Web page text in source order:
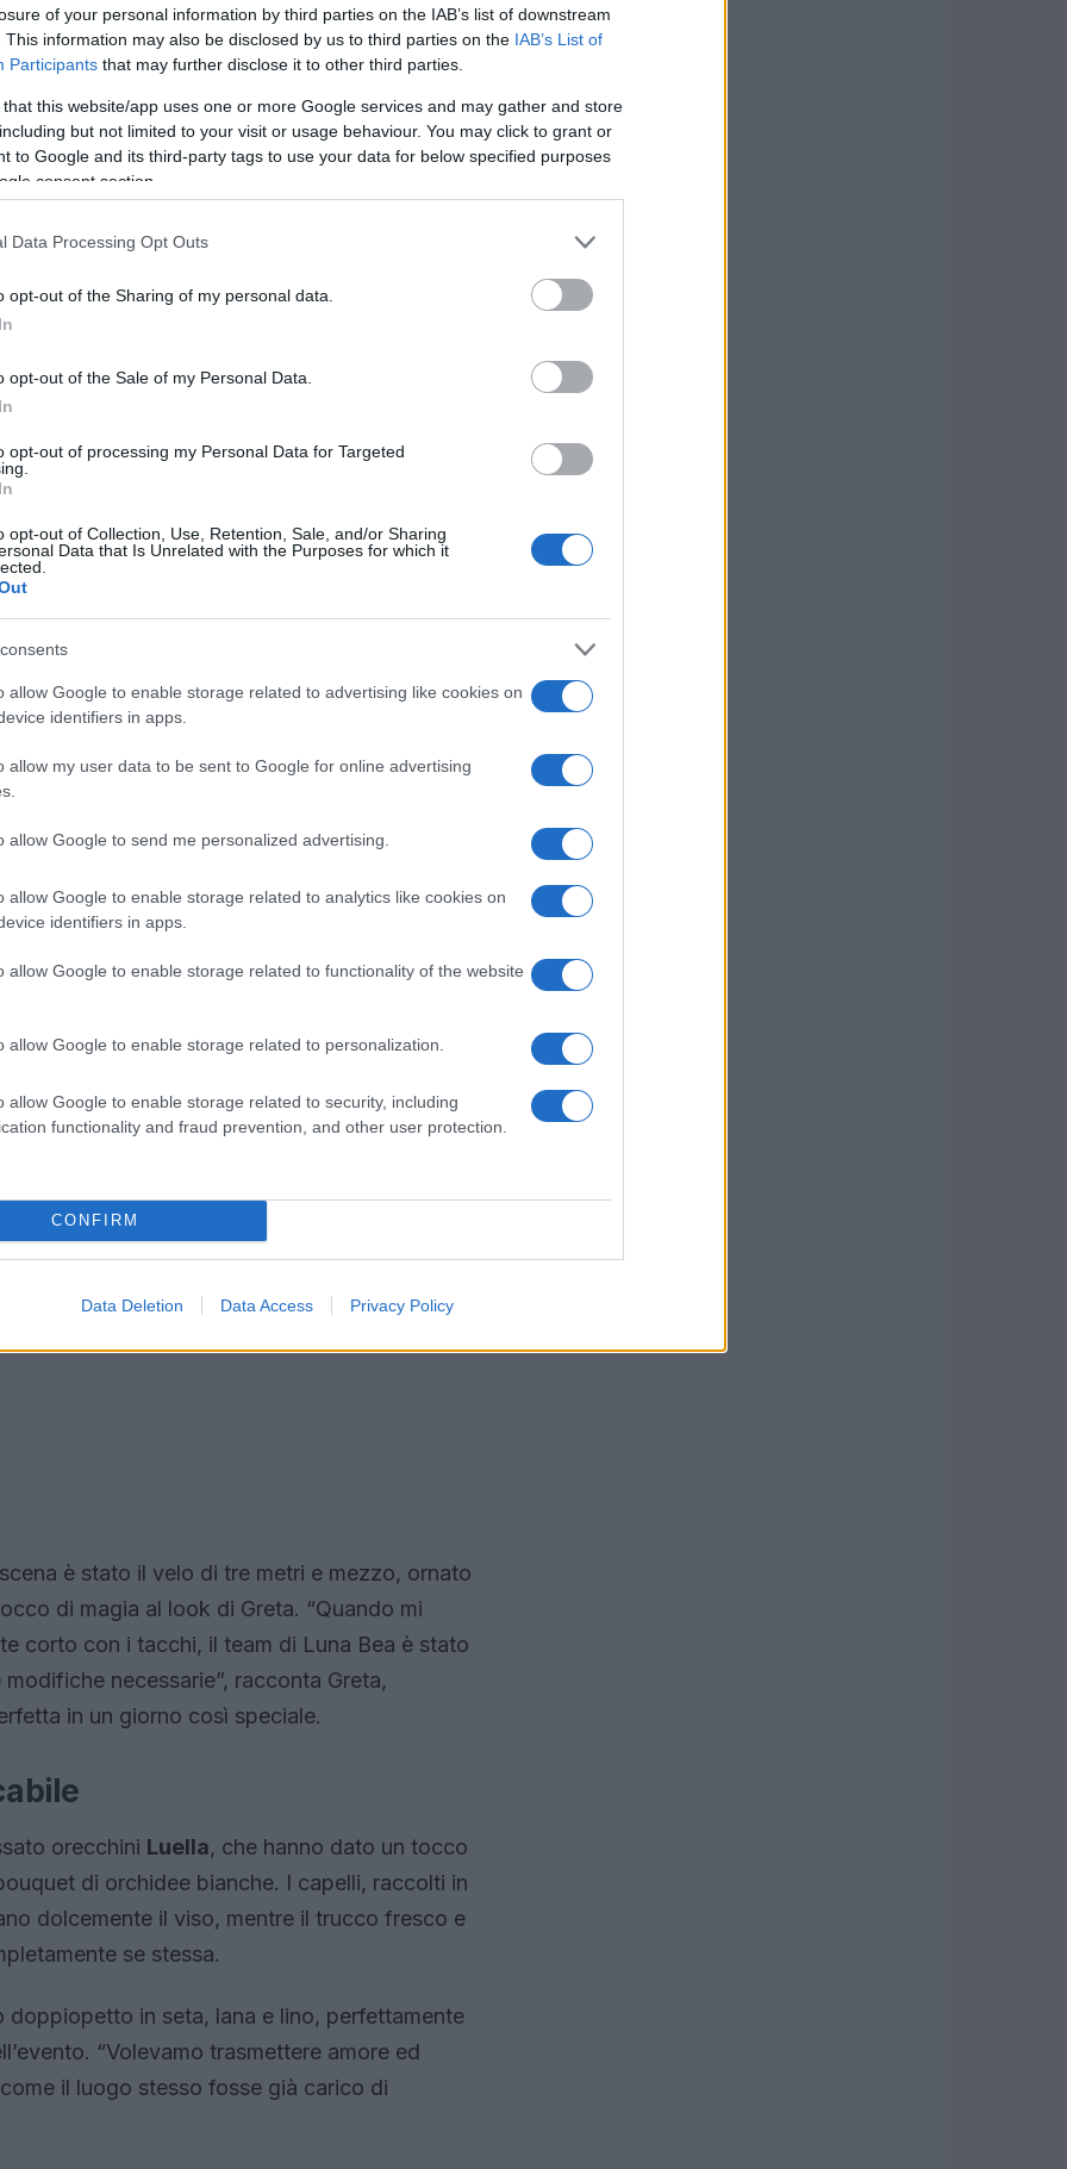
of your personal information by third parties on the IAB’s list of downstream
This information may also be disclosed by us to third parties on the IAB’s List of
Participants that may further disclose it to other third parties.
that this website/app uses one or more Google services and may gather and store
but not limited to your visit or usage behaviour. You may click to grant or
to Google and its third-party tags to use your data for below specified purposes
consent section.
Data Processing Opt Outs
opt-out of the Sharing of my personal data.
opt-out of the Sale of my Personal Data.
opt-out of processing my Personal Data for Targeted
opt-out of Collection, Use, Retention, Sale, and/or Sharing
Data that Is Unrelated with the Purposes for which it
allow Google to enable storage related to advertising like cookies on
identifiers in apps.
allow my user data to be sent to Google for online advertising
allow Google to send me personalized advertising.
allow Google to enable storage related to analytics like cookies on
identifiers in apps.
allow Google to enable storage related to functionality of the website
allow Google to enable storage related to personalization.
allow Google to enable storage related to security, including
functionality and fraud prevention, and other user protection.
CONFIRM
Data Deletion Data Access Privacy Policy
tutto
volta a una festa, ma è stata la
“Non saremo amici”, le disse, lasciandola
il via a una storia d’amore che si è
cresciuti fianco a fianco”, racconta Greta,
ogni giorno. La proposta è arrivata
5 marzo, un simbolo del loro legame
volevano un luogo che rispecchiasse il
Tonnara di Scopello, con il suo fascino
rivelata il palcoscenico perfetto per celebrare
unici
senza tempo e, quando ha scoperto la
mi hanno colpito profondamente”, confida. Il
si caratterizzava per una silhouette
della sposa.
è stato il velo di tre metri e mezzo, ornato
di magia al look di Greta. “Quando mi
corto con i tacchi, il team di Luna Bea è stato
necessarie”, racconta Greta,
in un giorno così speciale.
orecchini Luella, che hanno dato un tocco
di orchidee bianche. I capelli, raccolti in
dolcemente il viso, mentre il trucco fresco e
se stessa.
doppiopetto in seta, lana e lino, perfettamente
“Volevamo trasmettere amore ed
il luogo stesso fosse già carico di